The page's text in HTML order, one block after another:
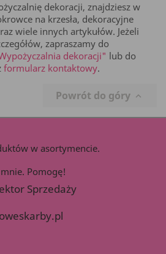
dekoracji, znajdziesz w
na krzesła, dekoracyjne
wiele innych artykułów. Jeżeli
zapraszamy do
dekoracji" lub do
formularz kontaktowy.
Powrót do góry 
w asortymencie.
Pomogę!
Sprzedaży